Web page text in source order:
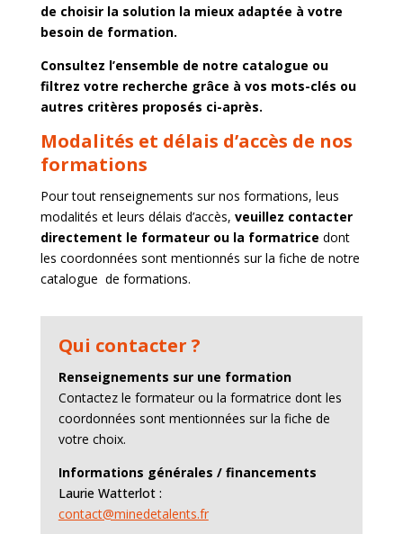
de choisir la solution la mieux adaptée à votre
besoin de formation.
Consultez l’ensemble de notre catalogue ou
filtrez votre recherche grâce à vos mots-clés ou
autres critères proposés ci-après.
Modalités et délais d’accès de nos
formations
Pour tout renseignements sur nos formations, leus
modalités et leurs délais d’accès, veuillez contacter
directement le formateur ou la formatrice dont
les coordonnées sont mentionnés sur la fiche de notre
catalogue de formations.
Qui contacter ?
Renseignements sur une formation
Contactez le formateur ou la formatrice dont les
coordonnées sont mentionnées sur la fiche de
votre choix.
Informations générales / financements
Laurie Watterlot :
contact@minedetalents.fr